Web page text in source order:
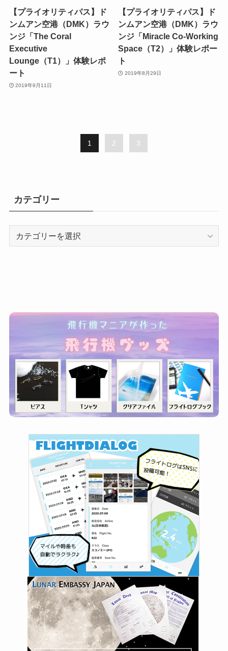
【プライオリティパス】ド
ンムアン空港（DMK）ラウ
ンジ「The Coral
Executive
Lounge（T1）」体験レポ
ート
2019年9月11日
【プライオリティパス】ド
ンムアン空港（DMK）ラウ
ンジ「Miracle Co-Working
Space（T2）」体験レポー
ト
2019年8月29日
1 2 3
カテゴリー